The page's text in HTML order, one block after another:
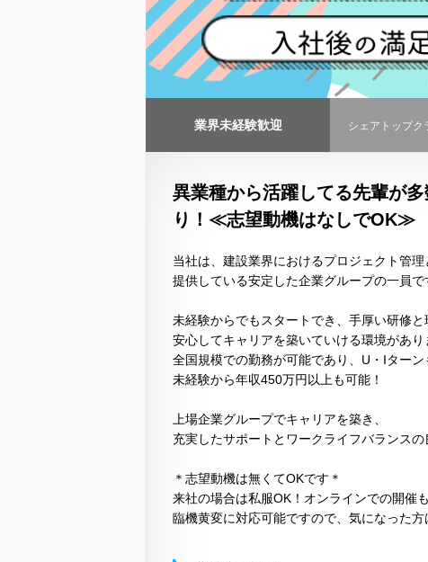
業界未経験歓迎 シェアトップク
異業種から活躍してる先輩が
り！≪志望動機はなしでOK≫
当社は、建設業界におけるプロジェクト管理
提供している安定した企業グループの一員で
未経験からでもスタートでき、手厚い研修と
安心してキャリアを築いていける環境があり
全国規模での勤務が可能であり、U・Iターン
未経験から年収450万円以上も可能！
上場企業グループでキャリアを築き、
充実したサポートとワークライフバランス
＊志望動機は無くてOKです＊
来社の場合は私服OK！オンラインでの開催
臨機黄変に対応可能ですので、気になった方